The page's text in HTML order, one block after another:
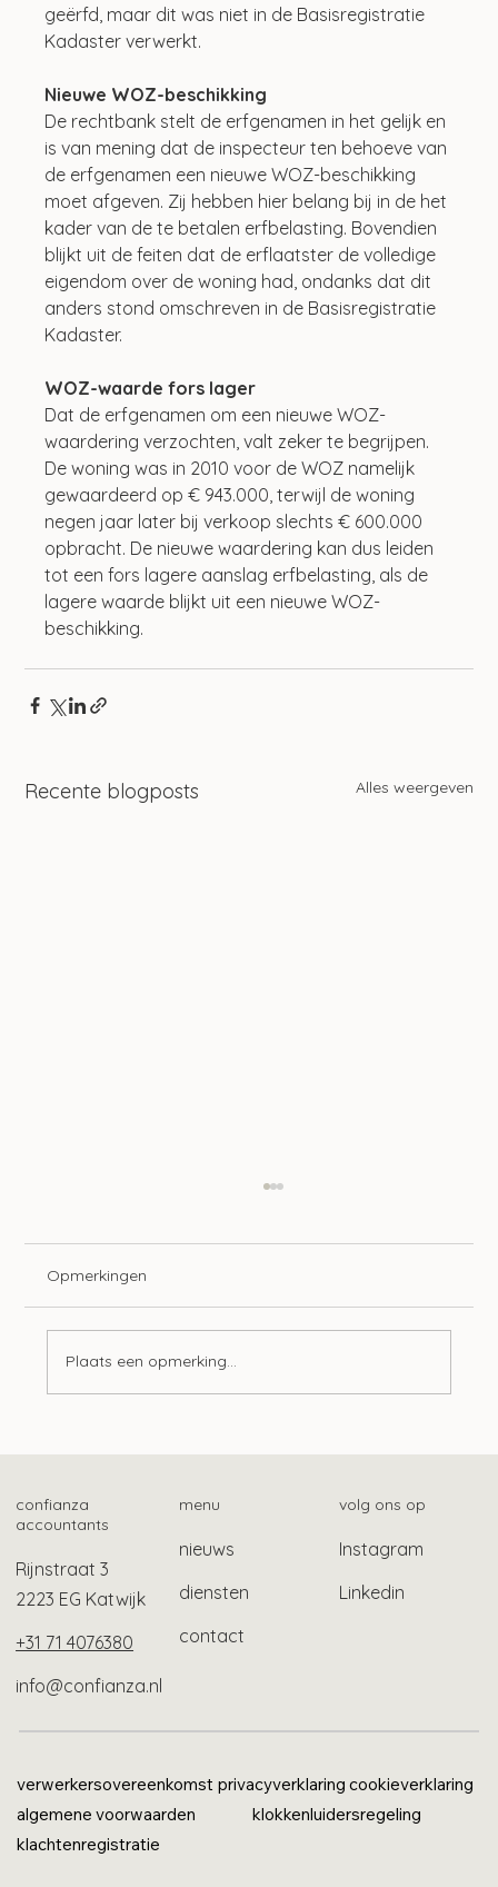
geërfd, maar dit was niet in de Basisregistratie
Kadaster verwerkt.
Nieuwe WOZ-beschikking
De rechtbank stelt de erfgenamen in het gelijk en
is van mening dat de inspecteur ten behoeve van
de erfgenamen een nieuwe WOZ-beschikking
moet afgeven. Zij hebben hier belang bij in de het
kader van de te betalen erfbelasting. Bovendien
blijkt uit de feiten dat de erflaatster de volledige
eigendom over de woning had, ondanks dat dit
anders stond omschreven in de Basisregistratie
Kadaster.
WOZ-waarde fors lager
Dat de erfgenamen om een nieuwe WOZ-
waardering verzochten, valt zeker te begrijpen.
De woning was in 2010 voor de WOZ namelijk
gewaardeerd op € 943.000, terwijl de woning
negen jaar later bij verkoop slechts € 600.000
opbracht. De nieuwe waardering kan dus leiden
tot een fors lagere aanslag erfbelasting, als de
lagere waarde blijkt uit een nieuwe WOZ-
beschikking.
Recente blogposts Alles weergeven
Opmerkingen
Plaats een opmerking...
confianza
accountants
Rijnstraat 3
2223 EG Katwijk
+31 71 4076380
info@confianza.nl
menu
nieuws
diensten
contact
volg ons op
Instagram
Linkedin
verwerkersovereenkomst privacyverklaring cookieverklaring
algemene voorwaarden
klokkenluidersregeling
klachtenregistratie